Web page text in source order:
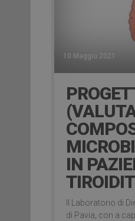
10 Maggio 2021
IN
Il Laboratorio di
di Pavia, con a